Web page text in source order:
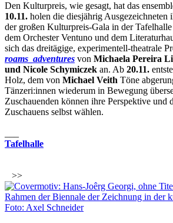
Den Kulturpreis, wie gesagt, hat das
10.11. holen die diesjährig Ausgezeichneten
der großen Kulturpreis-Gala in der
dem Orchester Ventuno und dem
sich das dreitägige, experimentell-theatrale
roams_adventures von Michaela Pereira
und Nicole Schymiczek an. Ab 20.11.
Holz, dem von Michael Veith Töne
Tänzeri:innen wiederum in Bewegung
Zuschauenden können ihre Perspektive und
Zuschauens selbst wählen.
Tafelhalle
>>